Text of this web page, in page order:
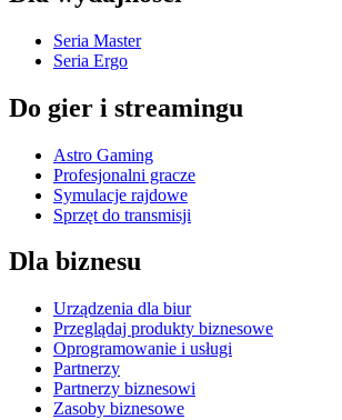
Seria Master
Seria Ergo
Do gier i streamingu
Astro Gaming
Profesjonalni gracze
Symulacje rajdowe
Sprzęt do transmisji
Dla biznesu
Urządzenia dla biur
Przeglądaj produkty biznesowe
Oprogramowanie i usługi
Partnerzy
Partnerzy biznesowi
Zasoby biznesowe